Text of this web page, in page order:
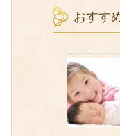
おすす